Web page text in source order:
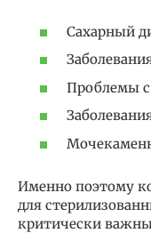
Сахарный
Проблемы
Именно поэтому
для
критически